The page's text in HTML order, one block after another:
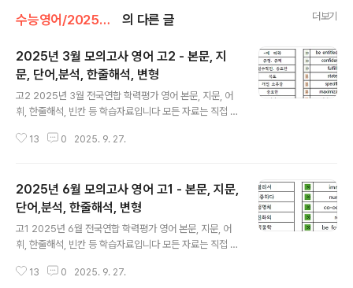
수능영어/2025년 전국연합 학력평가 영어 의 다른 글 더보기
2025년 3월 모의고사 영어 고2 - 본문, 지
문, 단어,분석, 한줄해석, 변형
고2 2025년 3월 전국연합 학력평가 영어 본문, 지문, 어
휘, 한줄해석, 빈칸 등 학습자료입니다 모든 자료는 직접 제
다. 혹 교습용으로 사용하시려는 선생님들께서는 출처를
절, 종속절의 동사의 판단, 과거 동사와 과거분사의 구분할
줄 알아야 올바른 구문 분석과 독해가 가능해집니다. 한줄
해석의 파란색은 주절의 동사이고, 보라색은 명사절, 초록
색은 형용사절, 갈색은 부사절 내의 동사들을 구분해 놓은
것입니다. 분석과 해석을 용이하게 하기 위함입니다. 1단계
의 지문만 파일을 통해 스스로 아는 부분과 모르는 부분을
13 0 2025. 9. 27.
2025년 6월 모의고사 영어 고1 - 본문, 지문,
단어,분석, 한줄해석, 변형
고1 2025년 6월 전국연합 학력평가 영어 본문, 지문, 어
휘, 한줄해석, 빈칸 등 학습자료입니다 모든 자료는 직접 제
다. 혹 교습용으로 사용하시려는 선생님들께서는 출처를
13 0 2025. 9. 27.